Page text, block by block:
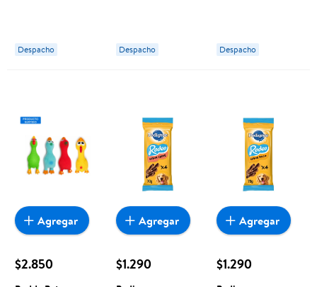
Champion Dog
Despacho
Dog
Despacho Despacho
$2.850
Agregar
$1.290
Agregar
$1.290
Agregar